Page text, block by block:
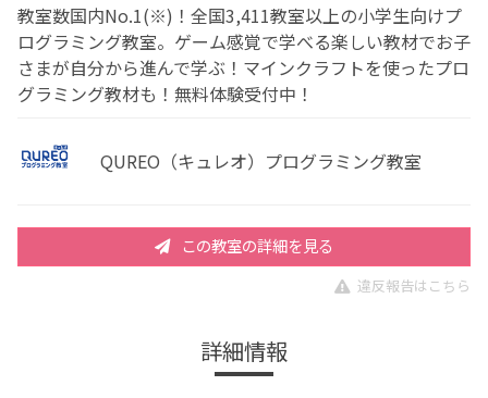
教室数国内No.1(※)！全国3,411教室以上の小学生向けプ
ログラミング教室。ゲーム感覚で学べる楽しい教材でお子
さまが自分から進んで学ぶ！マインクラフトを使ったプロ
グラミング教材も！無料体験受付中！
QUREO（キュレオ）プログラミング教室
この教室の詳細を見る
違反報告はこちら
詳細情報